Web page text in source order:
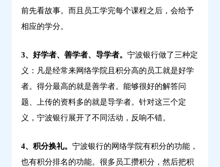
前先看故事。而且员工学完每个课程之后，会给予
相应的学分。
3、好学者、善学者、导学者。 宁波银行做了三种定
义：凡是经常来网络学院且积分高的员工就是好学
者。得分最高的就是善学者。能够很好的解答问
题、上传的资料多的就是导学者。针对这三个定
义，宁波银行展开了不同活动，反响不错。
4、积分换礼。 宁波银行的网络学院有积分的功能，
也有积分排名的功能。很多员工攒积分，然后把积